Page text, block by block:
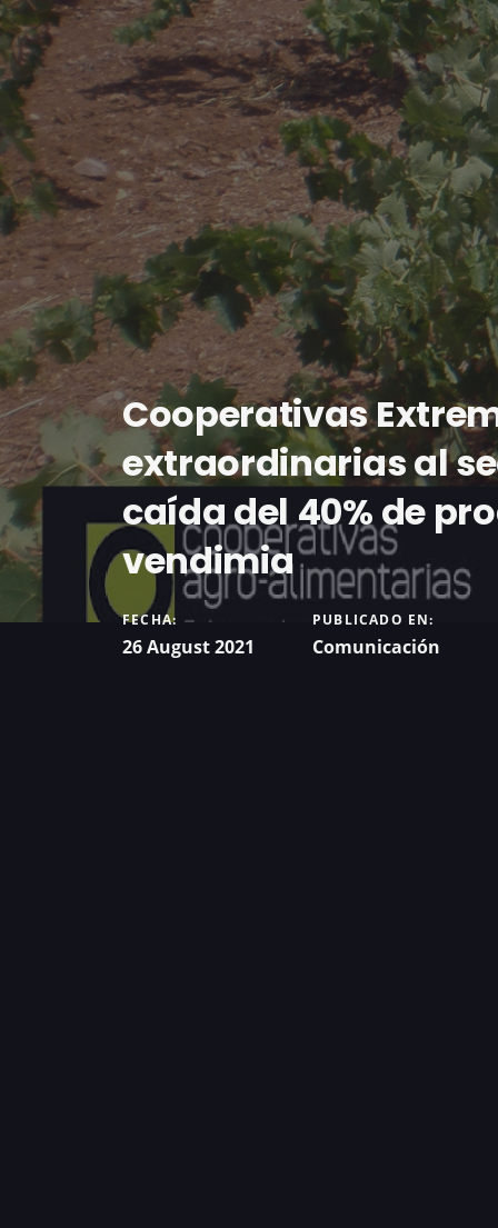
Cooperativas
extraordinarias al
caída del 40% de
vendimia
FECHA:
26 August 2021
PUBLICADO EN:
Comunicación